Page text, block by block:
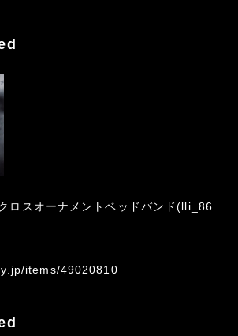
ロスオーナメントベッドバンド(lli_86
items/49020810